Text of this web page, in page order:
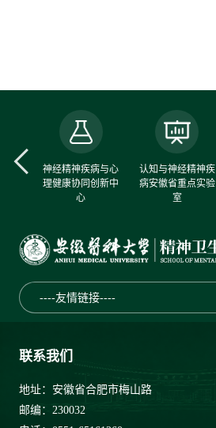
心
神经精神疾病与心
理健康协同创新中
心
认知与神经精神疾
病安徽省重点实验
室
----友情链接----
联系我们
地址：安徽省合肥市梅山路
邮编：230032